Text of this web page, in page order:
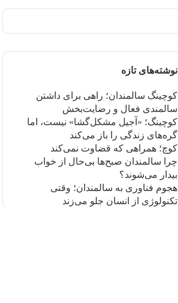
نوشته‌های تازه
کوچینگ سالمندان؛ راهی برای داشتن
سالمندی فعال و رضایت‌بخش
کوچینگ؛ «آجیل مشکل‌گشا» نیست، اما
گره‌های زندگی را باز می‌کند
کوچ؛ همراهی که قضاوت نمی‌کند
چرا سالمندان صبح‌ها بی‌حال از خواب
بیدار می‌شوند؟
هجوم فناوری به سالمندان؛ وقتی
تکنولوژی از انسان جلو می‌زند